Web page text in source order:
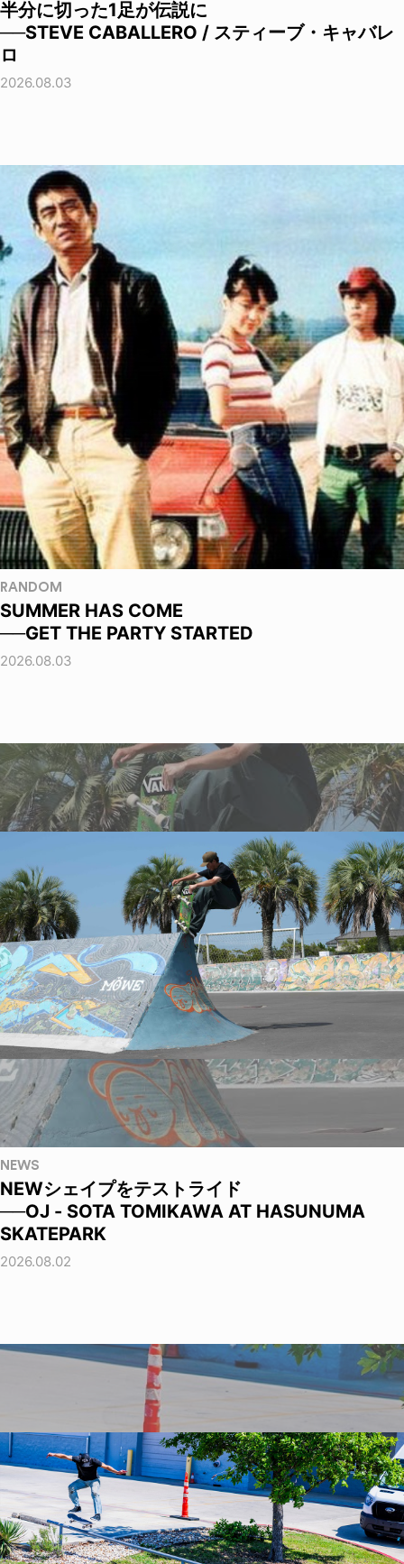
半分に切った1足が伝説に
──STEVE CABALLERO / スティーブ・キャバレ
ロ
2026.08.03
RANDOM
SUMMER HAS COME
──GET THE PARTY STARTED
2026.08.03
NEWS
NEWシェイプをテストライド
──OJ - SOTA TOMIKAWA AT HASUNUMA
SKATEPARK
2026.08.02